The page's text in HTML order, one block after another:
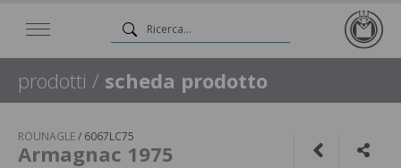
prodotti / scheda prodotto
ROUNAGLE/ 6067LC75
Armagnac 1975